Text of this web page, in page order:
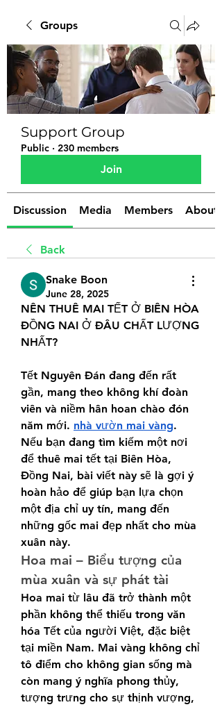
Groups
Support Group
Public · 230 members
Join
Discussion Media Members About
Back
Snake Boon
June 28, 2025
NÊN THUÊ MAI TẾT Ở BIÊN HÒA
ĐỒNG NAI Ở ĐÂU CHẤT LƯỢNG
NHẤT?
Tết Nguyên Đán đang đến rất
gần, mang theo không khí đoàn
viên và niềm hân hoan chào đón
năm mới. nhà vườn mai vàng.
Nếu bạn đang tìm kiếm một nơi
để thuê mai tết tại Biên Hòa,
Đồng Nai, bài viết này sẽ là gợi ý
hoàn hảo để giúp bạn lựa chọn
một địa chỉ uy tín, mang đến
những gốc mai đẹp nhất cho mùa
xuân này.
Hoa mai – Biểu tượng của
mùa xuân và sự phát tài
Hoa mai từ lâu đã trở thành một
phần không thể thiếu trong văn
hóa Tết của người Việt, đặc biệt
tại miền Nam. Mai vàng không chỉ
tô điểm cho không gian sống mà
còn mang ý nghĩa phong thủy,
tượng trưng cho sự thịnh vượng,